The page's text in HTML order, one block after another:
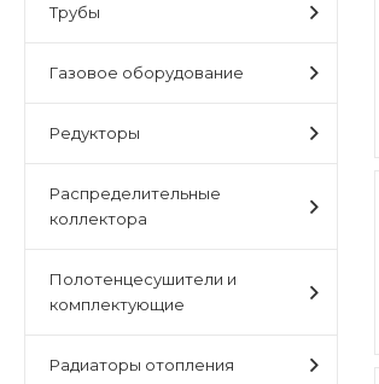
Трубы
Газовое оборудование
Редукторы
Распределительные
коллектора
Полотенцесушители и
комплектующие
Радиаторы отопления